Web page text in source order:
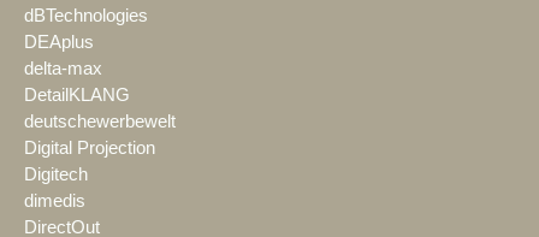
dBTechnologies
DEAplus
delta-max
DetailKLANG
deutschewerbewelt
Digital Projection
Digitech
dimedis
DirectOut